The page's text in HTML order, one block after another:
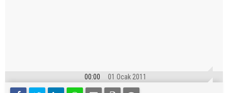
00:00 01 Ocak 2011